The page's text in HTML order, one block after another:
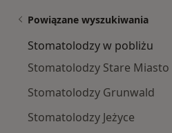
Powiązane wyszukiwania
Stomatolodzy w pobliżu
Stomatolodzy Stare Miasto
Stomatolodzy Grunwald
Stomatolodzy Jeżyce